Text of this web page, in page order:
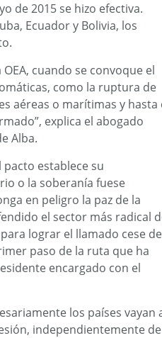
de 2015 se hizo efectiva.
Ecuador y Bolivia, los
cuando se convoque el
como la ruptura de
aéreas o marítimas y hasta
explica el abogado
Alba.
establece su
o la soberanía fuese
en peligro la paz de la
el sector más radical
lograr el llamado cese de
paso de la ruta que ha
encargado con el
los países vayan
independientemente de